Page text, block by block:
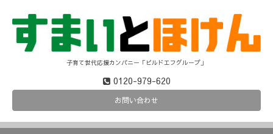
子育て世代応援カンパニー「ビルドエフグループ」
0120-979-620
お問い合わせ